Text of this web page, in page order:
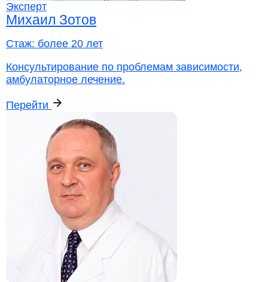
Эксперт
Михаил Зотов
Стаж: более 20 лет
Консультирование по проблемам зависимости,
амбулаторное лечение.
Перейти